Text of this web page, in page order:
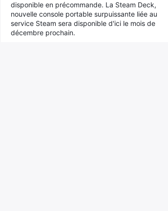
disponible en précommande. La Steam Deck,
nouvelle console portable surpuissante liée au
service Steam sera disponible d'ici le mois de
décembre prochain.